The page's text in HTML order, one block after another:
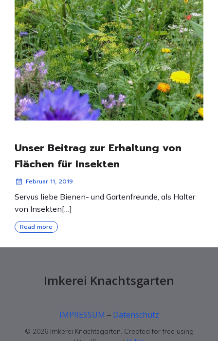
Unser Beitrag zur Erhaltung von
Flächen für Insekten
Februar 11, 2019
Servus liebe Bienen- und Gartenfreunde, als Halter
von Insekten[…]
Read more
Imkerei Knachtsgarten
IMPRESSUM – Datenschutz
© 2026 Imkerei Knachtsgarten. Created for free using